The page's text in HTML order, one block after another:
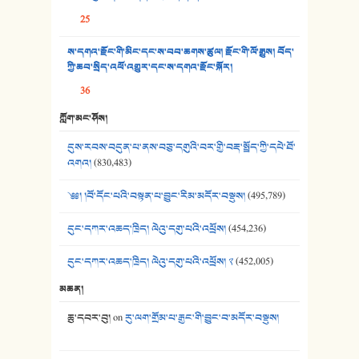
38. ཡབ་ཡུམ། - ཟླ་སྒྲོན།
25
ས་དགའ་རྫོང་གི་མིང་དང་ས་བབ་ཆགས་ཚུལ། རྫོང་གི་ལོ་རྒྱུས། བོད་
ཀྱི་ཆབ་སྲིད་འཕོ་འགྱུར་དང་ས་དགའ་རྫོང་སྐོར།
36
ཀློག་མང་ཤོས།
དུས་རབས་བདུན་པ་ནས་བཅུ་དགུའི་བར་གྱི་བརྡ་སྤྲོད་ཀྱི་དཔེ་ཐོ་
འགའ།(830,483)
༄༅། །བོ་དོང་པའི་བསྟན་པ་བྱུང་རིམ་མདོར་བསྡུས།(495,789)
དུང་དཀར་འཆད་ཁྲིད། ལེའུ་དགུ་པའི་འཕྲོས།(454,236)
དུང་དཀར་འཆད་ཁྲིད། ལེའུ་དགུ་པའི་འཕྲོས། ༢(452,005)
མཆན།
ཆུ་དབར་བུ།onརུ་ལག་གྲོམ་པ་རྒྱང་གི་བྱུང་བ་མདོར་བསྡུས།